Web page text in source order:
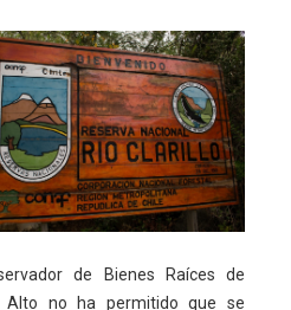
de Bienes Raíces de
Alto no ha permitido que se